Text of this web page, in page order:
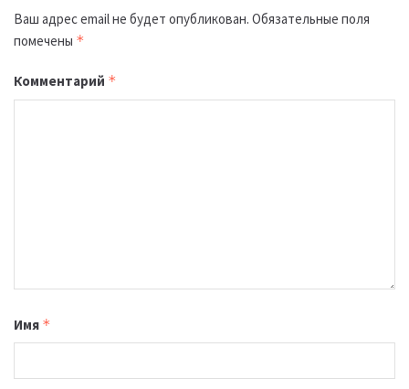
Ваш адрес email не будет опубликован. Обязательные поля
помечены *
Комментарий *
Имя *